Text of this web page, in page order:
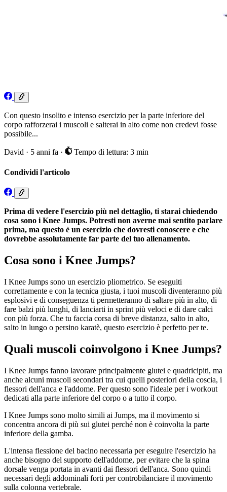
Con questo insolito e intenso esercizio per la parte inferiore del
corpo rafforzerai i muscoli e salterai in alto come non credevi fosse
possibile...
David · 5 anni fa · Tempo di lettura: 3 min
Condividi l'articolo
Prima di vedere l'esercizio più nel dettaglio, ti starai chiedendo
cosa sono i Knee Jumps. Potresti non averne mai sentito parlare
prima, ma questo è un esercizio che dovresti conoscere e che
dovrebbe assolutamente far parte del tuo allenamento.
Cosa sono i Knee Jumps?
I Knee Jumps sono un esercizio pliometrico. Se eseguiti
correttamente e con la tecnica giusta, i tuoi muscoli diventeranno più
esplosivi e di conseguenza ti permetteranno di saltare più in alto, di
fare balzi più lunghi, di lanciarti in sprint più veloci e di dare calci
con più forza. Che tu faccia corsa di breve distanza, salto in alto,
salto in lungo o persino karatè, questo esercizio è perfetto per te.
Quali muscoli coinvolgono i Knee Jumps?
I Knee Jumps fanno lavorare principalmente glutei e quadricipiti, ma
anche alcuni muscoli secondari tra cui quelli posteriori della coscia, i
flessori dell'anca e l'addome. Per questo sono l'ideale per i workout
dedicati alla parte inferiore del corpo o a tutto il corpo.
I Knee Jumps sono molto simili ai Jumps, ma il movimento si
concentra ancora di più sui glutei perché non è coinvolta la parte
inferiore della gamba.
L'intensa flessione del bacino necessaria per eseguire l'esercizio ha
anche bisogno del supporto dell'addome, per evitare che la spina
dorsale venga portata in avanti dai flessori dell'anca. Sono quindi
necessari degli addominali forti per controbilanciare il movimento
sulla colonna vertebrale.